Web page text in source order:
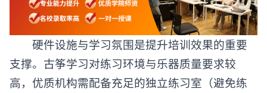
硬件设施与学习氛围是提升培训效果的重要
支撑。古筝学习对练习环境与乐器质量要求较
高，优质机构需配备充足的独立练习室（避免练